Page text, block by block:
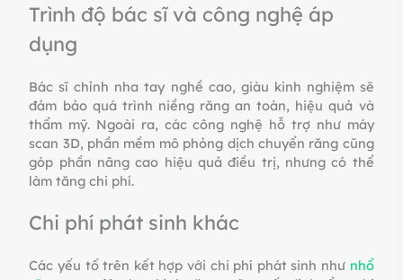
Trình độ bác sĩ và công nghệ áp
dụng
Bác sĩ chỉnh nha tay nghề cao, giàu kinh nghiệm sẽ
đảm bảo quá trình niềng răng an toàn, hiệu quả và
thẩm mỹ. Ngoài ra, các công nghệ hỗ trợ như máy
scan 3D, phần mềm mô phỏng dịch chuyển răng cũng
góp phần nâng cao hiệu quả điều trị, nhưng có thể
làm tăng chi phí.
Chi phí phát sinh khác
Các yếu tố trên kết hợp với chi phí phát sinh như nhổ